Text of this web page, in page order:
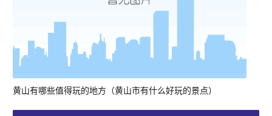
黄山有哪些值得玩的地方（黄山市有什么好玩的景点）